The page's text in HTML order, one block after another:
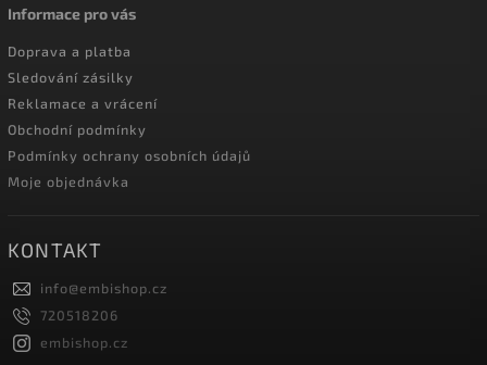
Informace pro vás
Doprava a platba
Sledování zásilky
Reklamace a vrácení
Obchodní podmínky
Podmínky ochrany osobních údajů
Moje objednávka
KONTAKT
info@embishop.cz
720518206
embishop.cz